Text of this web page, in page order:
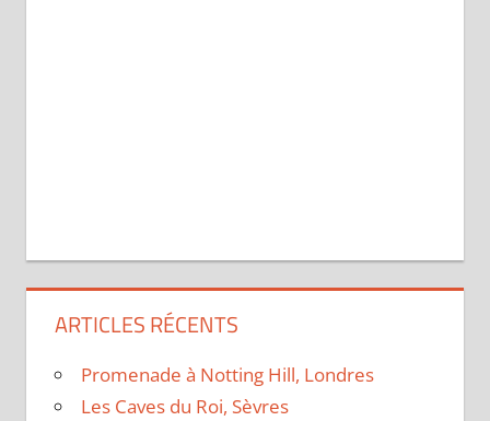
ARTICLES RÉCENTS
Promenade à Notting Hill, Londres
Les Caves du Roi, Sèvres